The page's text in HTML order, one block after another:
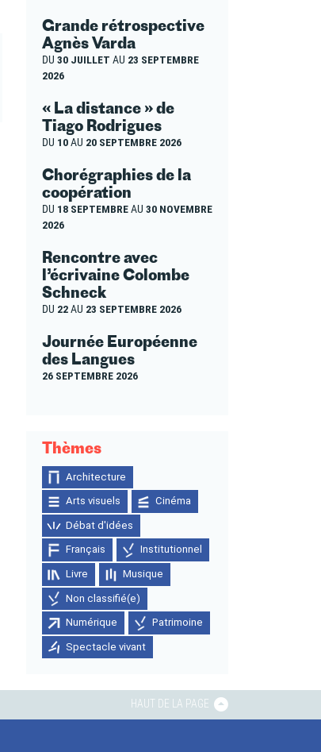
Grande rétrospective
Agnès Varda
DU 30 JUILLET AU 23 SEPTEMBRE
2026
« La distance » de
Tiago Rodrigues
DU 10AU 20 SEPTEMBRE 2026
Chorégraphies de la
coopération
DU 18 SEPTEMBREAU 30 NOVEMBRE
2026
Rencontre avec
l’écrivaine Colombe
Schneck
DU 22AU 23 SEPTEMBRE 2026
Journée Européenne
des Langues
26 SEPTEMBRE 2026
Thèmes
Architecture
Arts visuels Cinéma
Débat d'idées
Français Institutionnel
Livre Musique
Non classifié(e)
Numérique Patrimoine
Spectacle vivant
HAUT DE LA PAGE